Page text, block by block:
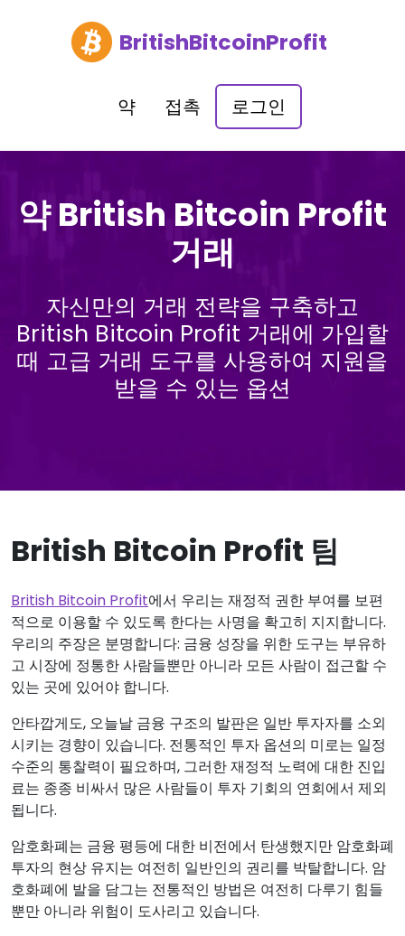
BritishBitcoinProfit
약 접촉 로그인
약 British Bitcoin Profit
거래
자신만의 거래 전략을 구축하고
British Bitcoin Profit 거래에 가입할
때 고급 거래 도구를 사용하여 지원을
받을 수 있는 옵션
British Bitcoin Profit 팀
British Bitcoin Profit에서 우리는 재정적 권한 부여를 보편
적으로 이용할 수 있도록 한다는 사명을 확고히 지지합니다.
우리의 주장은 분명합니다: 금융 성장을 위한 도구는 부유하
고 시장에 정통한 사람들뿐만 아니라 모든 사람이 접근할 수
있는 곳에 있어야 합니다.
안타깝게도, 오늘날 금융 구조의 발판은 일반 투자자를 소외
시키는 경향이 있습니다. 전통적인 투자 옵션의 미로는 일정
수준의 통찰력이 필요하며, 그러한 재정적 노력에 대한 진입
료는 종종 비싸서 많은 사람들이 투자 기회의 연회에서 제외
됩니다.
암호화폐는 금융 평등에 대한 비전에서 탄생했지만 암호화폐
투자의 현상 유지는 여전히 일반인의 권리를 박탈합니다. 암
호화폐에 발을 담그는 전통적인 방법은 여전히 다루기 힘들
뿐만 아니라 위험이 도사리고 있습니다.